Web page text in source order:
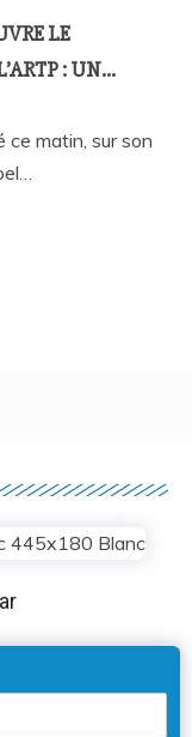
LE
: UN
ce matin, sur son